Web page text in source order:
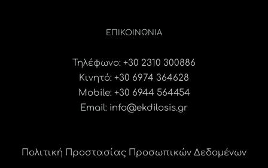
ΕΠΙΚΟΙΝΩΝΊΑ
Τηλέφωνο: +30 2310 300886
Κινητό: +30 6974 364628
Mobile: +30 6944 564454
Email: info@ekdilosis.gr
Πολιτική Προστασίας Προσωπικών Δεδομένων